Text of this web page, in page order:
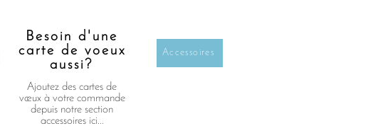
Besoin d'une
carte de voeux
aussi?
Ajoutez des cartes de
vœux à votre commande
depuis notre section
accessoires ici...
Accessoires